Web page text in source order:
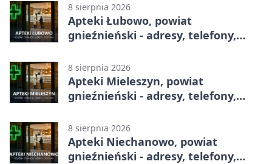
8 sierpnia 2026
Apteki Łubowo, powiat
gnieźnieński - adresy, telefony,
8 sierpnia 2026
Apteki Mieleszyn, powiat
gnieźnieński - adresy, telefony,
8 sierpnia 2026
Apteki Niechanowo, powiat
gnieźnieński - adresy, telefony,